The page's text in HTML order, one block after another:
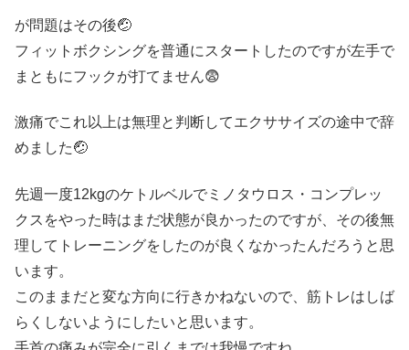
が問題はその後🤕
フィットボクシングを普通にスタートしたのですが左手で
まともにフックが打てません😨
激痛でこれ以上は無理と判断してエクササイズの途中で辞
めました🤕
先週一度12kgのケトルベルでミノタウロス・コンプレッ
クスをやった時はまだ状態が良かったのですが、その後無
理してトレーニングをしたのが良くなかったんだろうと思
います。
このままだと変な方向に行きかねないので、筋トレはしば
らくしないようにしたいと思います。